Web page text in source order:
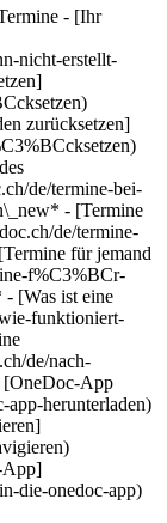
- [Ihr
nicht-erstellt-
zurücksetzen]
de/termine-bei-
- [Termine
de/termine-
für jemand
f%C3%BCr-
- [Was ist eine
funktioniert-
de/nach-
[OneDoc-App
app-herunterladen)
App]
die-onedoc-app)